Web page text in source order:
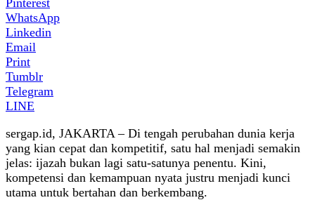
WhatsApp
Linkedin
Email
Print
Tumblr
Telegram
LINE
sergap.id, JAKARTA – Di tengah perubahan dunia kerja
yang kian cepat dan kompetitif, satu hal menjadi semakin
jelas: ijazah bukan lagi satu-satunya penentu. Kini,
kompetensi dan kemampuan nyata justru menjadi kunci
utama untuk bertahan dan berkembang.